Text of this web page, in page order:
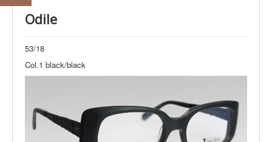
Odile
53/18
Col.1 black/black